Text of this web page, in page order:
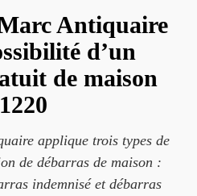
Antiquaire
d’un
de maison
applique trois types de
de débarras de maison :
indemnisé et débarras